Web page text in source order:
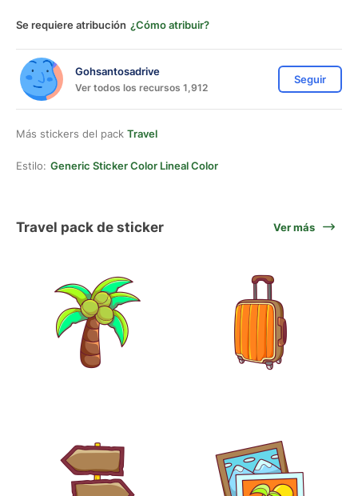
Se requiere atribución ¿Cómo atribuir?
Gohsantosadrive
Ver todos los recursos 1,912
Seguir
Más stickers del pack Travel
Estilo: Generic Sticker Color Lineal Color
Travel pack de sticker Ver más